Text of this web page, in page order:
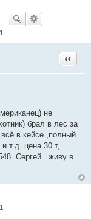
1
Цитата
не
брал в лес за
в кейсе ,полный
т.д. цена 30 т,
Сергей . живу в
1